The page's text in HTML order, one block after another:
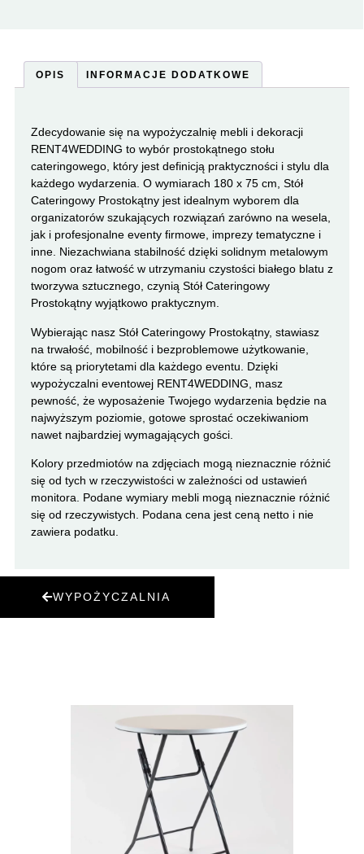
OPIS INFORMACJE DODATKOWE
Zdecydowanie się na wypożyczalnię mebli i dekoracji
RENT4WEDDING to wybór prostokątnego stołu
cateringowego, który jest definicją praktyczności i stylu dla
każdego wydarzenia. O wymiarach 180 x 75 cm, Stół
Cateringowy Prostokątny jest idealnym wyborem dla
organizatorów szukających rozwiązań zarówno na wesela,
jak i profesjonalne eventy firmowe, imprezy tematyczne i
inne. Niezachwiana stabilność dzięki solidnym metalowym
nogom oraz łatwość w utrzymaniu czystości białego blatu z
tworzywa sztucznego, czynią Stół Cateringowy
Prostokątny wyjątkowo praktycznym.
Wybierając nasz Stół Cateringowy Prostokątny, stawiasz
na trwałość, mobilność i bezproblemowe użytkowanie,
które są priorytetami dla każdego eventu. Dzięki
wypożyczalni eventowej RENT4WEDDING, masz
pewność, że wyposażenie Twojego wydarzenia będzie na
najwyższym poziomie, gotowe sprostać oczekiwaniom
nawet najbardziej wymagających gości.
Kolory przedmiotów na zdjęciach mogą nieznacznie różnić
się od tych w rzeczywistości w zależności od ustawień
monitora. Podane wymiary mebli mogą nieznacznie różnić
się od rzeczywistych. Podana cena jest ceną netto i nie
zawiera podatku.
WYPOŻYCZALNIA